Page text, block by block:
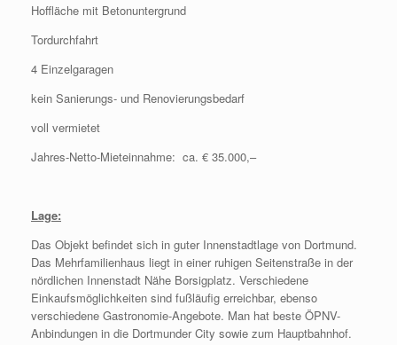
Hoffläche mit Betonuntergrund
Tordurchfahrt
4 Einzelgaragen
kein Sanierungs- und Renovierungsbedarf
voll vermietet
Jahres-Netto-Mieteinnahme: ca. € 35.000,–
Lage:
Das Objekt befindet sich in guter Innenstadtlage von Dortmund.
Das Mehrfamilienhaus liegt in einer ruhigen Seitenstraße in der
nördlichen Innenstadt Nähe Borsigplatz. Verschiedene
Einkaufsmöglichkeiten sind fußläufig erreichbar, ebenso
verschiedene Gastronomie-Angebote. Man hat beste ÖPNV-
Anbindungen in die Dortmunder City sowie zum Hauptbahnhof.